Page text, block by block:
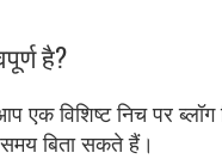
है?
एक विशिष्ट निच पर
बिता सकते हैं।